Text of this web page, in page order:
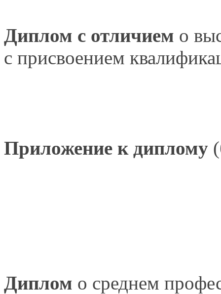
Диплом с отличием о
с присвоением
Приложение к диплому
Диплом о среднем